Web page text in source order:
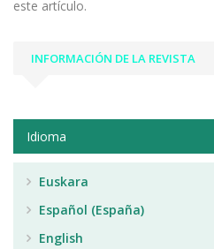
este artículo.
INFORMACIÓN DE LA REVISTA
Idioma
Euskara
Español (España)
English